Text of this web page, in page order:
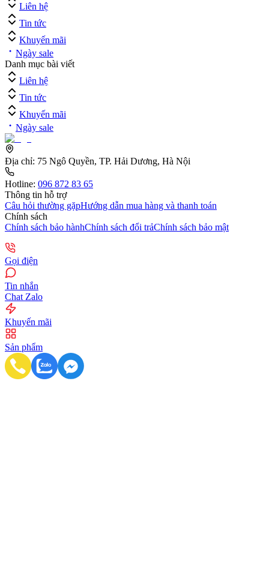
Liên hệ
Tin tức
Khuyến mãi
Ngày sale
Danh mục bài viết
Liên hệ
Tin tức
Khuyến mãi
Ngày sale
Địa chỉ: 75 Ngô Quyền, TP. Hải Dương, Hà Nội
Hotline: 096 872 83 65
Thông tin hỗ trợ
Câu hỏi thường gặpHướng dẫn mua hàng và thanh toán
Chính sách
Chính sách bảo hànhChính sách đổi trảChính sách bảo mật
Gọi điện
Tin nhắn
Chat Zalo
Khuyến mãi
Sản phẩm